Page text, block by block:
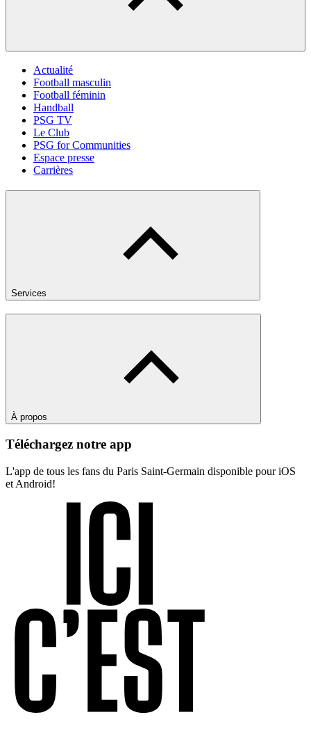
Actualité
Football masculin
Football féminin
Handball
PSG TV
Le Club
PSG for Communities
Espace presse
Carrières
Services
À propos
Téléchargez notre app
L'app de tous les fans du Paris Saint-Germain disponible pour iOS
et Android!